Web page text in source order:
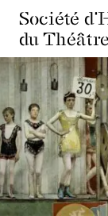
Société
du Théâtre